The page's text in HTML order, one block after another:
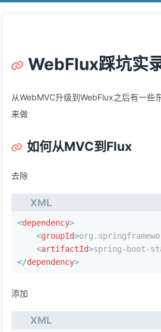
WebFlux踩坑实
从WebMVC升级到WebFlux之后有一些
来做
如何从MVC到Flux
去除
XML
<dependency>
<groupId>
<artifactId>spring-boot-
</dependency>
添加
XML